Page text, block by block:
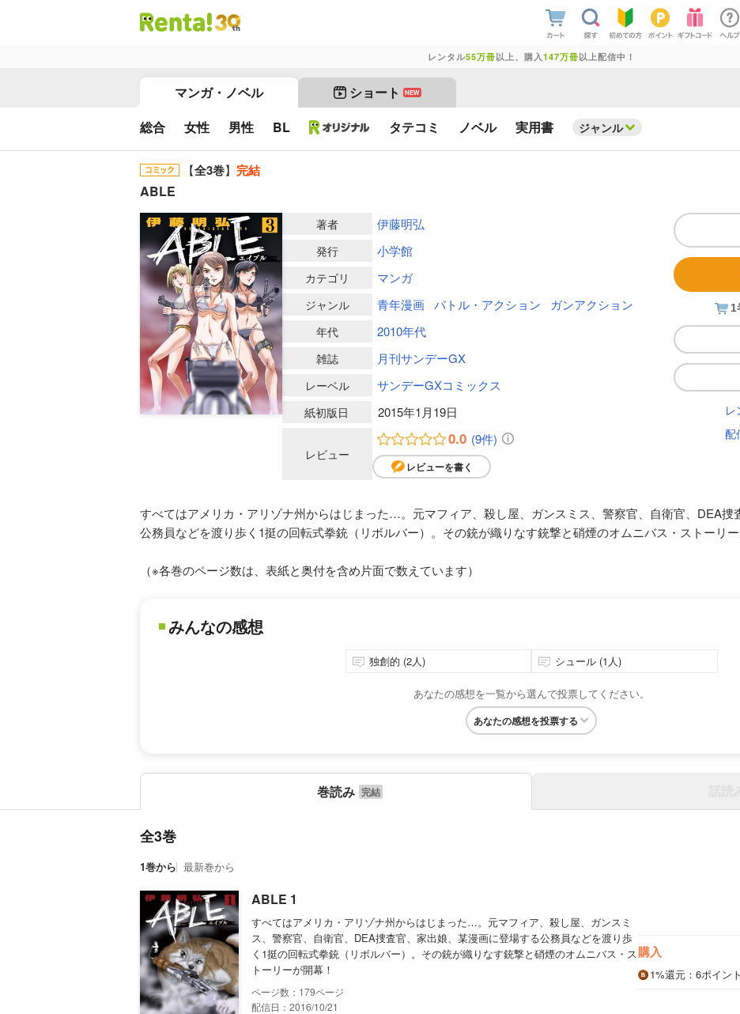
レンタル55万冊以上、購入 147万冊以上配信中！
マンガ・ノベル ショート NEW
総合 女性 男性 BL タテコミ ノベル 実用書 ジャンル
【全3巻】 完結
ABLE
1
レ
配
著者 伊藤明弘
発行 小学館
カテゴリ マンガ
ジャンル 青年漫画 バトル・アクション ガンアクション
年代 2010年代
雑誌 月刊サンデーGX
レーベル サンデーGXコミックス
紙初版日 2015年1月19日
レビュー
0.0 (9件)
レビューを書く
すべてはアメリカ・アリゾナ州からはじまった…。元マフィア、殺し屋、ガンスミス、警察官、自衛官、DEA捜
公務員などを渡り歩く1挺の回転式拳銃（リボルバー）。その銃が織りなす銃撃と硝煙のオムニバス・ストーリー
（※各巻のページ数は、表紙と奥付を含め片面で数えています）
みんなの感想
独創的 (2人) シュール (1人)
あなたの感想を一覧から選んで投票してください。
あなたの感想を投票する
巻読み
全3巻
1巻から 最新巻から
ABLE 1
すべてはアメリカ・アリゾナ州からはじまった…。元マフィア、殺し屋、ガンスミ
ス、警察官、自衛官、DEA捜査官、家出娘、某漫画に登場する公務員などを渡り歩
く1挺の回転式拳銃（リボルバー）。その銃が織りなす銃撃と硝煙のオムニバス・ス
トーリーが開幕！
179
配信日：2016/10/21
購入
1%還元 ：6ポイン